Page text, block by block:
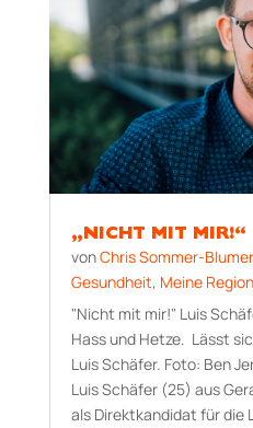
„NICHT MIT MIR!“
vonChris Sommer-
Gesundheit, Meine Region
"Nicht mit mir!" Luis
Hass und Hetze. Lässt
Luis Schäfer. Foto: Ben
Luis Schäfer (25) aus
als Direktkandidat für die